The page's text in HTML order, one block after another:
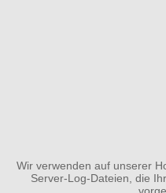
Wir verwenden auf unserer
Server-Log-Dateien, die